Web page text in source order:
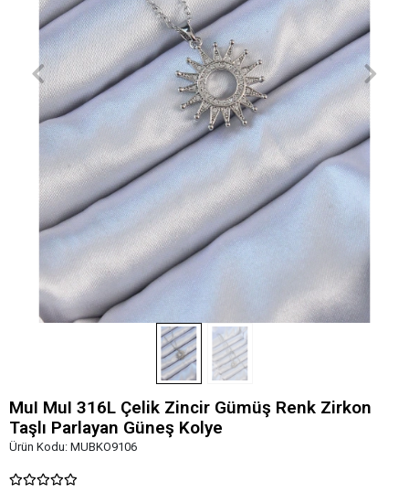
MuI MuI 316L Çelik Zincir Gümüş Renk Zirkon
Taşlı Parlayan Güneş Kolye
Ürün Kodu: MUBKO9106